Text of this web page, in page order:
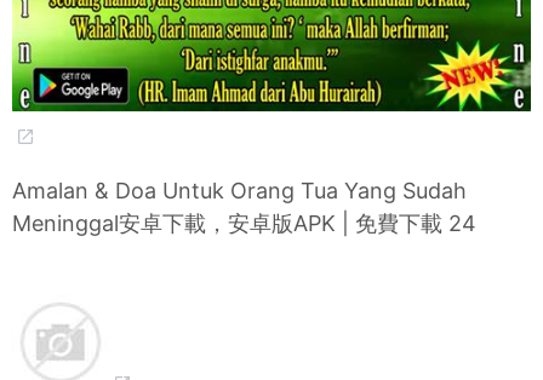
Amalan & Doa Untuk Orang Tua Yang Sudah
Meninggal安卓下載，安卓版APK | 免費下載 24